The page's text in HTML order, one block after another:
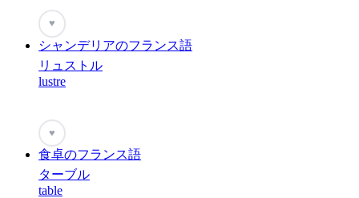
♥
シャンデリアのフランス語
リュストル
lustre
♥
食卓のフランス語
ターブル
table